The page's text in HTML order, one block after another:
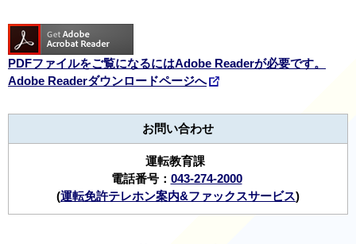
PDFファイルをご覧になるにはAdobe Readerが必要です。
Adobe Readerダウンロードページへ
お問い合わせ
運転教育課
電話番号： 043-274-2000
(運転免許テレホン案内&ファックスサービス)